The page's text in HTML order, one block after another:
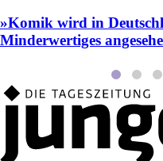
»Komik wird in
Minderwertiges